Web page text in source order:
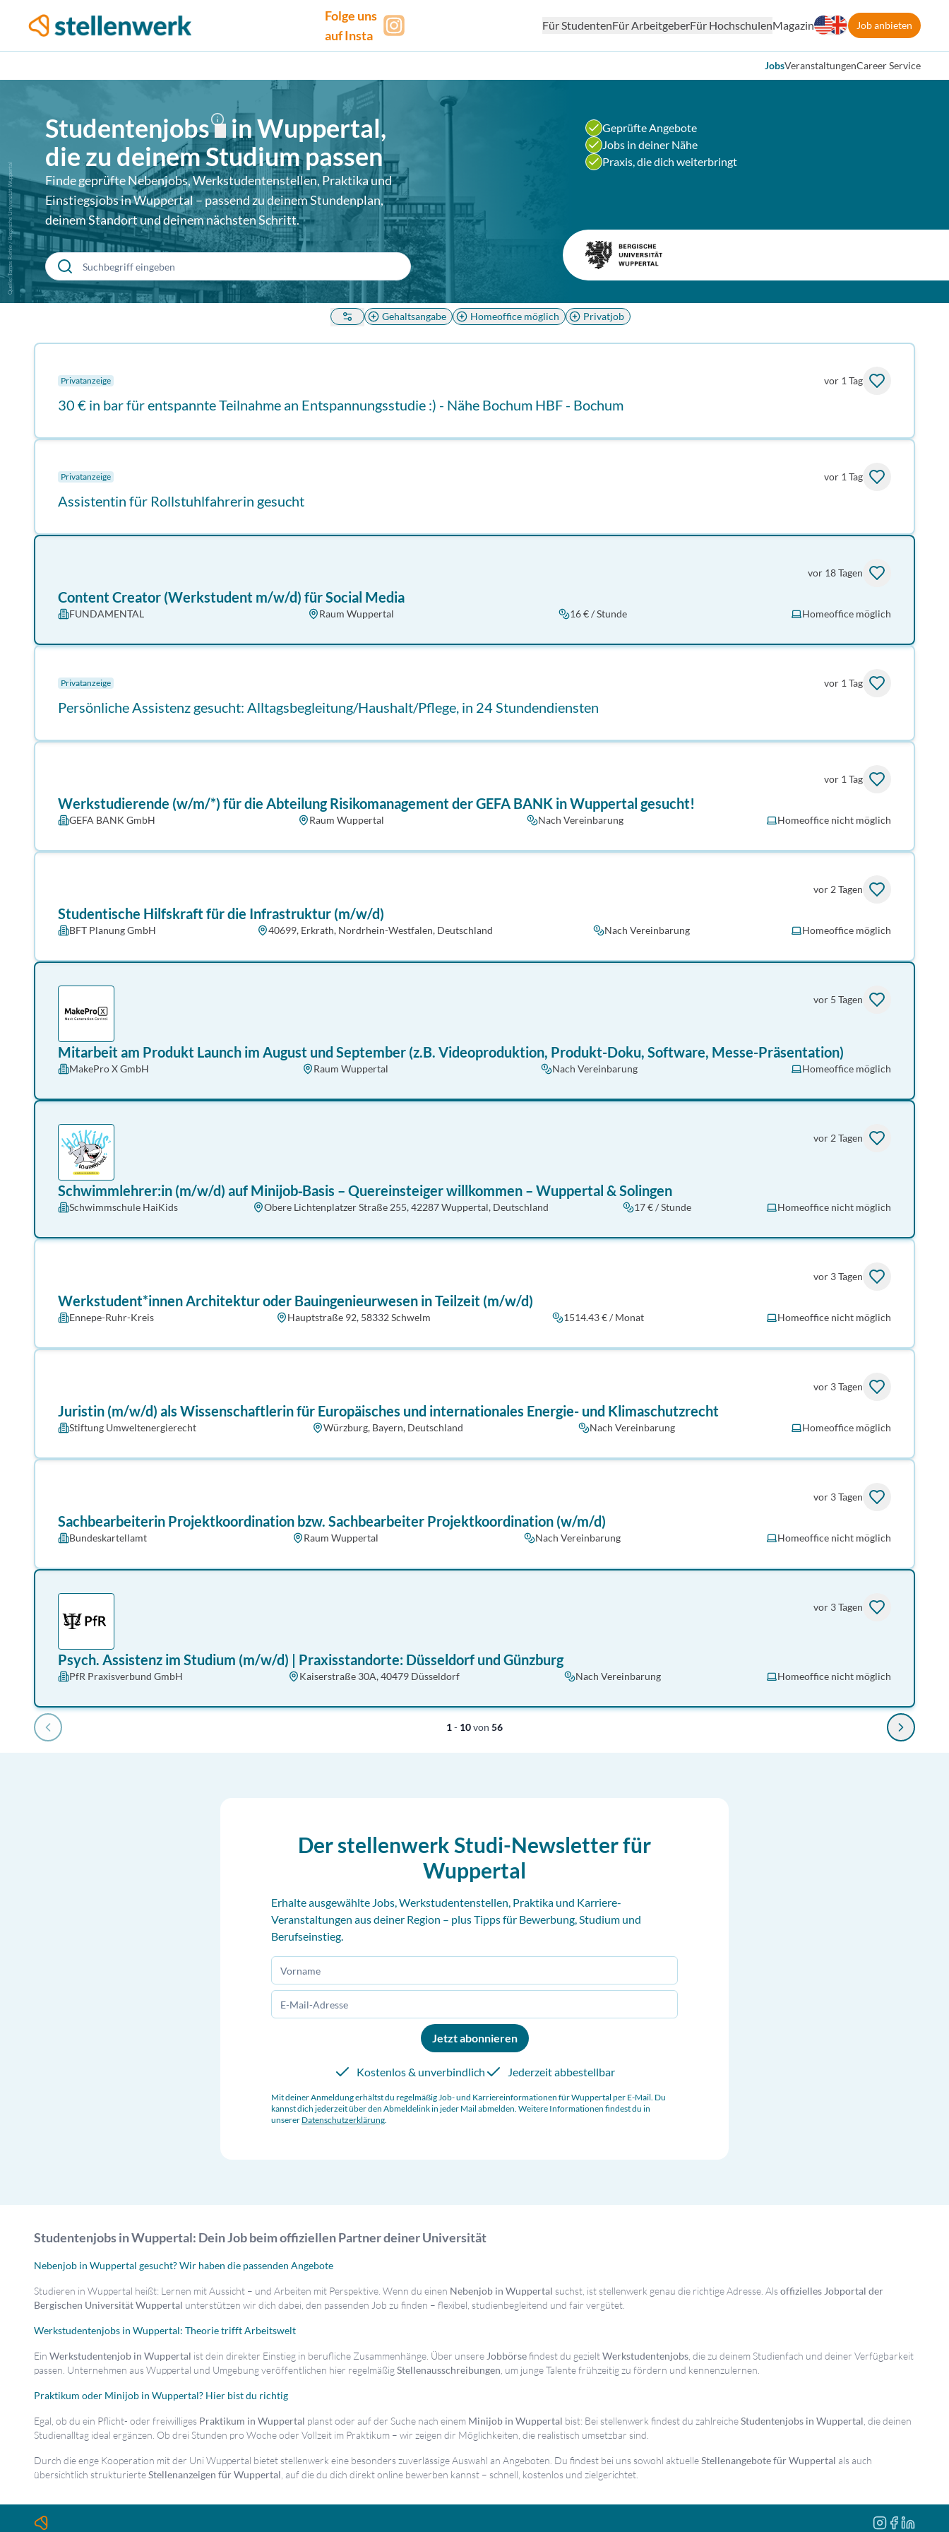
Folge uns
auf Insta
Für StudentenFür ArbeitgeberFür HochschulenMagazin Job anbieten
JobsVeranstaltungenCareer Service
Quelle: Tomas Riehle / Bergische Universität Wuppertal
Studentenjobs inWuppertal,
die zu deinem Studium passen
Finde geprüfte Nebenjobs, Werkstudentenstellen, Praktika und
Einstiegsjobs inWuppertal– passend zu deinem Stundenplan,
deinem Standort und deinem nächsten Schritt.
Geprüfte Angebote
Jobs in deiner Nähe
Praxis, die dich weiterbringt
Gehaltsangabe Homeoffice möglich Privatjob
Privatanzeige vor 1 Tag
30 € in bar für entspannte Teilnahme an Entspannungsstudie :) - Nähe Bochum HBF - Bochum
Privatanzeige vor 1 Tag
Assistentin für Rollstuhlfahrerin gesucht
vor 18 Tagen
Content Creator (Werkstudent m/w/d) für Social Media
FUNDAMENTAL Raum Wuppertal 16 € / Stunde Homeoffice möglich
Privatanzeige vor 1 Tag
Persönliche Assistenz gesucht: Alltagsbegleitung/Haushalt/Pflege, in 24 Stundendiensten
vor 1 Tag
Werkstudierende (w/m/*) für die Abteilung Risikomanagement der GEFA BANK in Wuppertal gesucht!
GEFA BANK GmbH Raum Wuppertal Nach Vereinbarung Homeoffice nicht möglich
vor 2 Tagen
Studentische Hilfskraft für die Infrastruktur (m/w/d)
BFT Planung GmbH 40699, Erkrath, Nordrhein-Westfalen, Deutschland Nach Vereinbarung Homeoffice möglich
vor 5 Tagen
Mitarbeit am Produkt Launch im August und September (z.B. Videoproduktion, Produkt-Doku, Software, Messe-Präsentation)
MakePro X GmbH Raum Wuppertal Nach Vereinbarung Homeoffice möglich
vor 2 Tagen
Schwimmlehrer:in (m/w/d) auf Minijob‑Basis – Quereinsteiger willkommen – Wuppertal & Solingen
Schwimmschule HaiKids Obere Lichtenplatzer Straße 255, 42287 Wuppertal, Deutschland 17 € / Stunde Homeoffice nicht möglich
vor 3 Tagen
Werkstudent*innen Architektur oder Bauingenieurwesen in Teilzeit (m/w/d)
Ennepe-Ruhr-Kreis Hauptstraße 92, 58332 Schwelm 1514.43 € / Monat Homeoffice nicht möglich
vor 3 Tagen
Juristin (m/w/d) als Wissenschaftlerin für Europäisches und internationales Energie- und Klimaschutzrecht
Stiftung Umweltenergierecht Würzburg, Bayern, Deutschland Nach Vereinbarung Homeoffice möglich
vor 3 Tagen
Sachbearbeiterin Projekt­koordination bzw. Sachbearbeiter Projekt­koordination (w/m/d)
Bundeskartellamt Raum Wuppertal Nach Vereinbarung Homeoffice nicht möglich
vor 3 Tagen
Psych. Assistenz im Studium (m/w/d) | Praxisstandorte: Düsseldorf und Günzburg
PfR Praxisverbund GmbH Kaiserstraße 30A, 40479 Düsseldorf Nach Vereinbarung Homeoffice nicht möglich
1- 10von 56
Der stellenwerk Studi-Newsletter für
Wuppertal
Erhalte ausgewählte Jobs, Werkstudentenstellen, Praktika und Karriere-
Veranstaltungen aus deiner Region – plus Tipps für Bewerbung, Studium und
Berufseinstieg.
Jetzt abonnieren
Kostenlos & unverbindlich Jederzeit abbestellbar
Mit deiner Anmeldung erhältst du regelmäßig Job- und Karriereinformationen fürWuppertal per E-Mail. Du
kannst dich jederzeit über den Abmeldelink in jeder Mail abmelden. Weitere Informationen findest du in
unserer Datenschutzerklärung.
Studentenjobs in Wuppertal: Dein Job beim offiziellen Partner deiner Universität
Nebenjob in Wuppertal gesucht? Wir haben die passenden Angebote
Studieren in Wuppertal heißt: Lernen mit Aussicht – und Arbeiten mit Perspektive. Wenn du einen Nebenjob in Wuppertal suchst, ist stellenwerk genau die richtige Adresse. Alsoffizielles Jobportal der
Bergischen Universität Wuppertal unterstützen wir dich dabei, den passenden Job zu finden – flexibel, studienbegleitend und fair vergütet.
Werkstudentenjobs in Wuppertal: Theorie trifft Arbeitswelt
Ein Werkstudentenjob in Wuppertal ist dein direkter Einstieg in berufliche Zusammenhänge. Über unsere Jobbörsefindest du gezieltWerkstudentenjobs , die zu deinem Studienfach und deiner Verfügbarkeit
passen. Unternehmen aus Wuppertal und Umgebung veröffentlichen hier regelmäßigStellenausschreibungen , um junge Talente frühzeitig zu fördern und kennenzulernen.
Praktikum oder Minijob in Wuppertal? Hier bist du richtig
Egal, ob du ein Pflicht- oder freiwilliges Praktikum in Wuppertal planst oder auf der Suche nach einem Minijob in Wuppertal bist: Bei stellenwerk findest du zahlreicheStudentenjobs in Wuppertal , die deinen
Studienalltag ideal ergänzen. Ob drei Stunden pro Woche oder Vollzeit im Praktikum – wir zeigen dir Möglichkeiten, die realistisch umsetzbar sind.
Durch die enge Kooperation mit der Uni Wuppertal bietet stellenwerk eine besonders zuverlässige Auswahl an Angeboten. Du findest bei uns sowohl aktuelleStellenangebote für Wuppertal als auch
übersichtlich strukturierteStellenanzeigen für Wuppertal , auf die du dich direkt online bewerben kannst – schnell, kostenlos und zielgerichtet.